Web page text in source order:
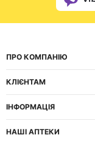
ПРО КОМПАНІЮ
КЛІЄНТАМ
ІНФОРМАЦІЯ
НАШІ АПТЕКИ